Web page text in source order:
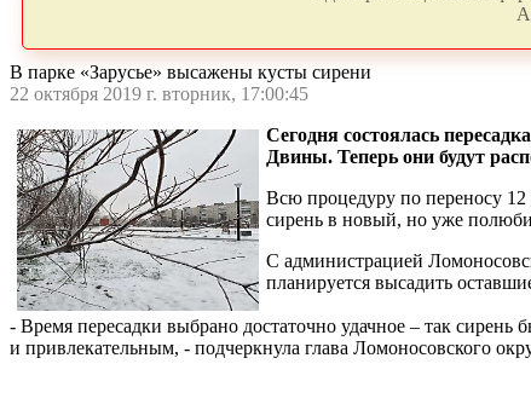
В парке «Зарусье» высажены кусты сирени
22 октября 2019 г. вторник, 17:00:45
Сегодня состоялась
Двины. Теперь они будут
Всю процедуру по переносу
сирень в новый, но уже
С администрацией
планируется высадить
- Время пересадки выбрано достаточно удачное – так сирень
и привлекательным, - подчеркнула глава Ломоносовского